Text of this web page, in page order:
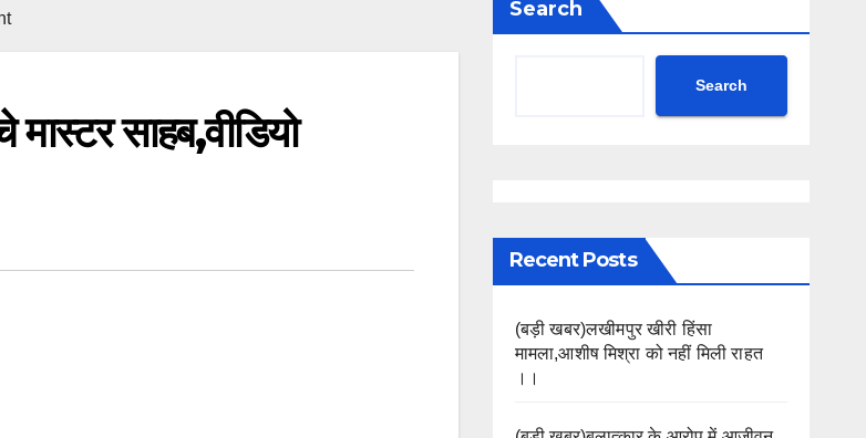
साहब,वीडियो
Search
Search
Recent Posts
(बड़ी खबर)लखीमपुर खीरी हिंसा
मामला,आशीष मिश्रा को नहीं मिली राहत
।।